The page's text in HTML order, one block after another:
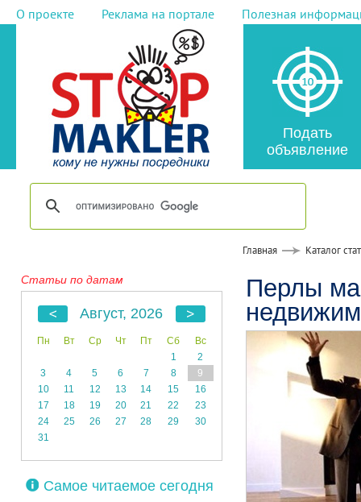
О проекте Реклама на портале Полезная
Подать
объявление
Главная Каталог
Статьи по датам
Август, 2026
Пн Вт Ср Чт Пт Сб
Вс
1
2
3
4 5 6 7 8
9
10
11 12 13 14 15
16
17
18 19 20 21 22
23
24
25 26 27 28 29
30
31
Самое читаемое сегодня
Перлы